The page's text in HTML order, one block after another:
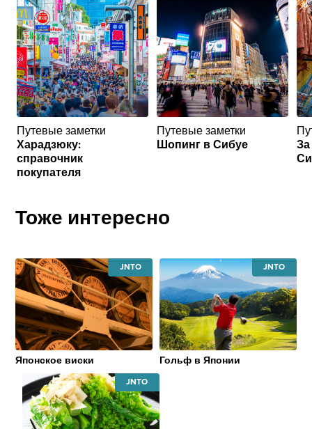
Путевые заметки
Харадзюку:
справочник
покупателя
Путевые заметки
Шопинг в Сибуе
Тоже интересно
Японское виски
JAPAN
NATIONAL
TOURISM
ORGANIZATION
Гольф в Японии
JAPAN
NATIONAL
TOURISM
JAPAN
NATIONAL
TOURISM
ORGANIZATION